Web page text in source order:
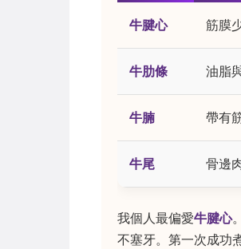
牛腱心 筋膜
牛肋條 油脂
牛腩 帶有
牛尾 骨邊
我個人最偏愛牛腱心
不塞牙。第一次成功